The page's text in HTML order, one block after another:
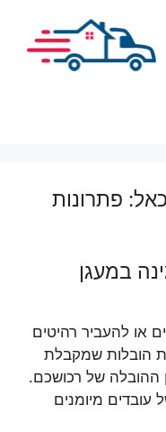
פתרונות
במעגן
או להעביר רהיטים
הובלות שמקבלת
ההובלה של רכושכם.
עובדים מיומנים